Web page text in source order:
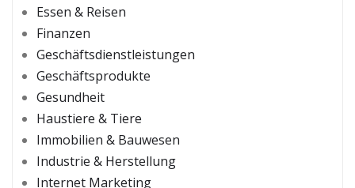
Essen & Reisen
Finanzen
Geschäftsdienstleistungen
Geschäftsprodukte
Gesundheit
Haustiere & Tiere
Immobilien & Bauwesen
Industrie & Herstellung
Internet Marketing